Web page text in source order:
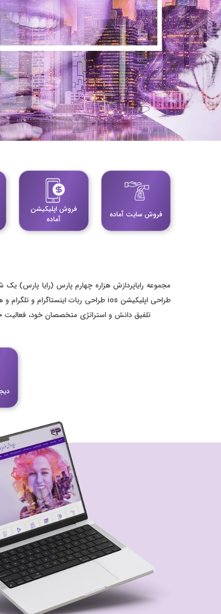
فروش اپلیکیشن
آماده
فروش سایت آماده
مجموعه رایاپردازش هزاره چهارم پارس (رایا پارس)
تلفیق دانش و استراتژی متخصصان خود، فعالیت